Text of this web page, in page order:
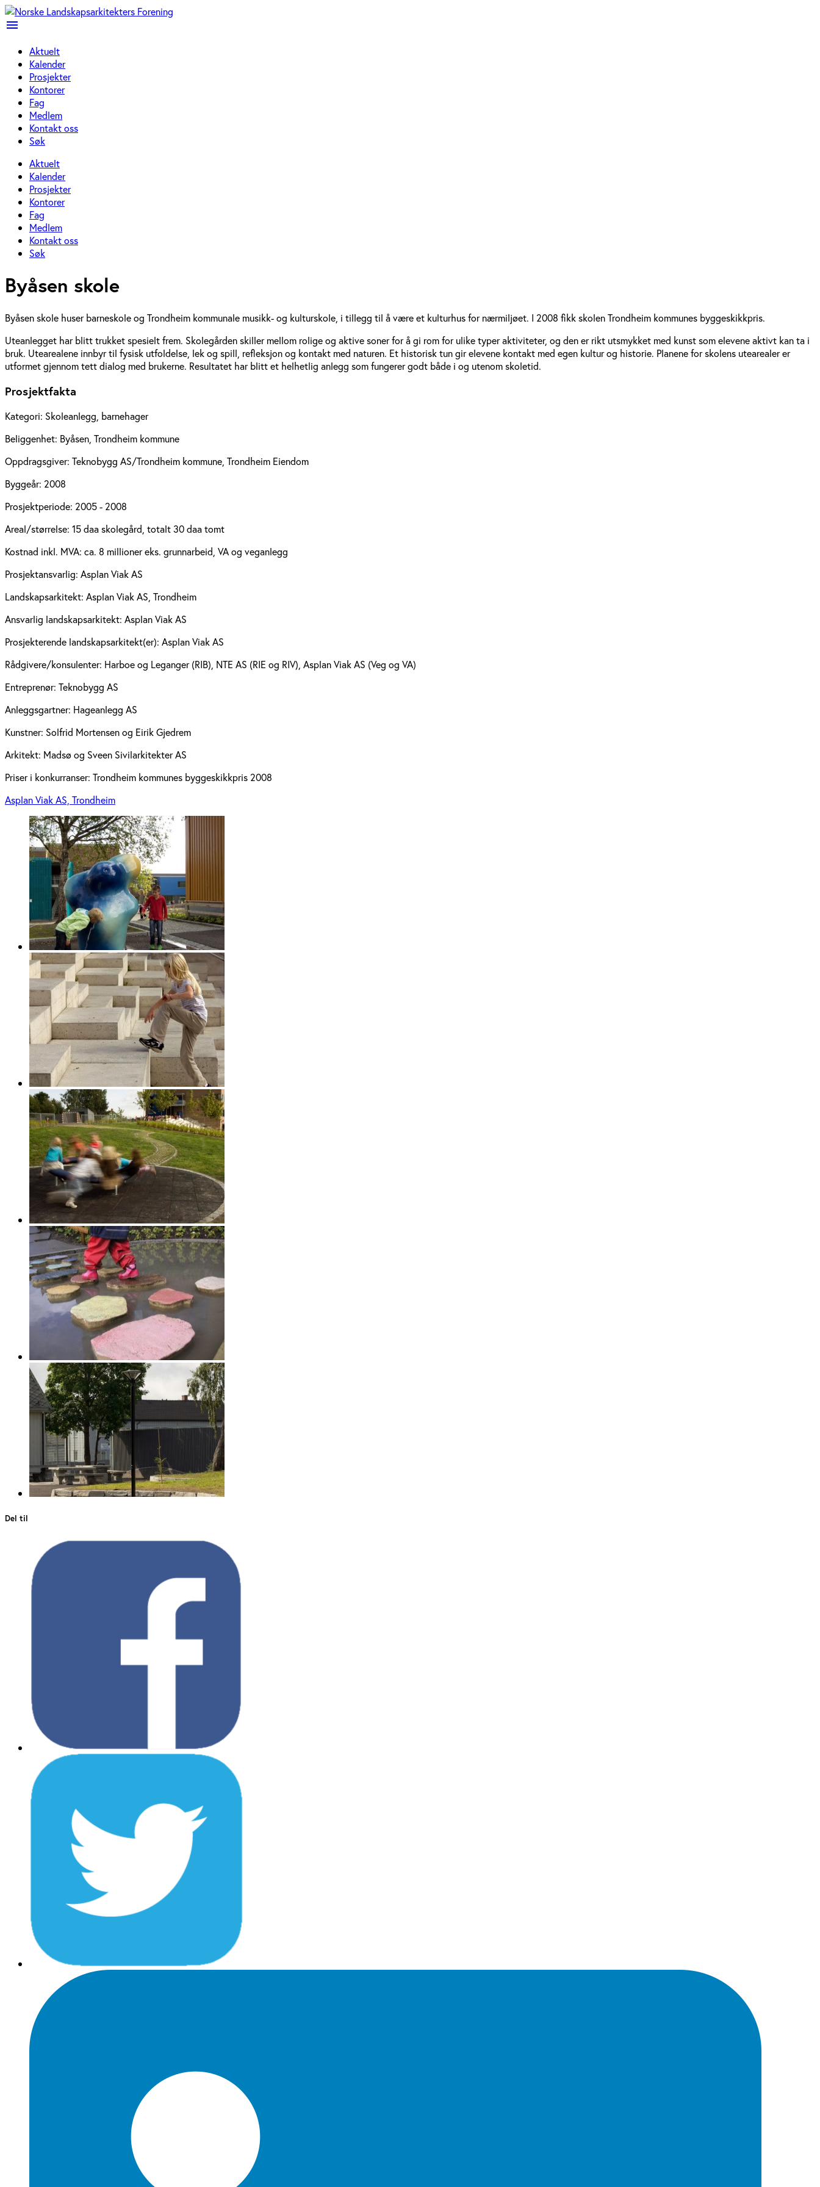
menu
Aktuelt
Kalender
Prosjekter
Kontorer
Fag
Medlem
Kontakt oss
Søk
Aktuelt
Kalender
Prosjekter
Kontorer
Fag
Medlem
Kontakt oss
Søk
Byåsen skole
Byåsen skole huser barneskole og Trondheim kommunale musikk- og kulturskole, i tillegg til å være et kulturhus for nærmiljøet. I 2008 fikk skolen Trondheim kommunes byggeskikkpris.
Uteanlegget har blitt trukket spesielt frem. Skolegården skiller mellom rolige og aktive soner for å gi rom for ulike typer aktiviteter, og den er rikt utsmykket med kunst som elevene aktivt kan ta i
bruk. Utearealene innbyr til fysisk utfoldelse, lek og spill, refleksjon og kontakt med naturen. Et historisk tun gir elevene kontakt med egen kultur og historie. Planene for skolens utearealer er
utformet gjennom tett dialog med brukerne. Resultatet har blitt et helhetlig anlegg som fungerer godt både i og utenom skoletid.
Prosjektfakta
Kategori: Skoleanlegg, barnehager
Beliggenhet: Byåsen, Trondheim kommune
Oppdragsgiver: Teknobygg AS/Trondheim kommune, Trondheim Eiendom
Byggeår: 2008
Prosjektperiode: 2005 - 2008
Areal/størrelse: 15 daa skolegård, totalt 30 daa tomt
Kostnad inkl. MVA: ca. 8 millioner eks. grunnarbeid, VA og veganlegg
Prosjektansvarlig: Asplan Viak AS
Landskapsarkitekt: Asplan Viak AS, Trondheim
Ansvarlig landskapsarkitekt: Asplan Viak AS
Prosjekterende landskapsarkitekt(er): Asplan Viak AS
Rådgivere/konsulenter: Harboe og Leganger (RIB), NTE AS (RIE og RIV), Asplan Viak AS (Veg og VA)
Entreprenør: Teknobygg AS
Anleggsgartner: Hageanlegg AS
Kunstner: Solfrid Mortensen og Eirik Gjedrem
Arkitekt: Madsø og Sveen Sivilarkitekter AS
Priser i konkurranser: Trondheim kommunes byggeskikkpris 2008
Asplan Viak AS, Trondheim
Del til